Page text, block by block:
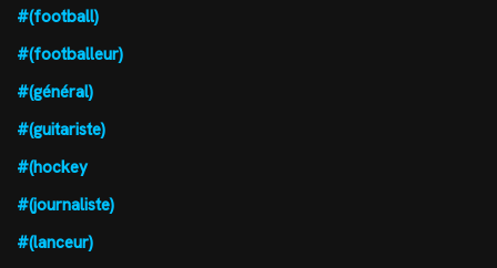
#(football)
#(footballeur)
#(général)
#(guitariste)
#(hockey
#(journaliste)
#(lanceur)